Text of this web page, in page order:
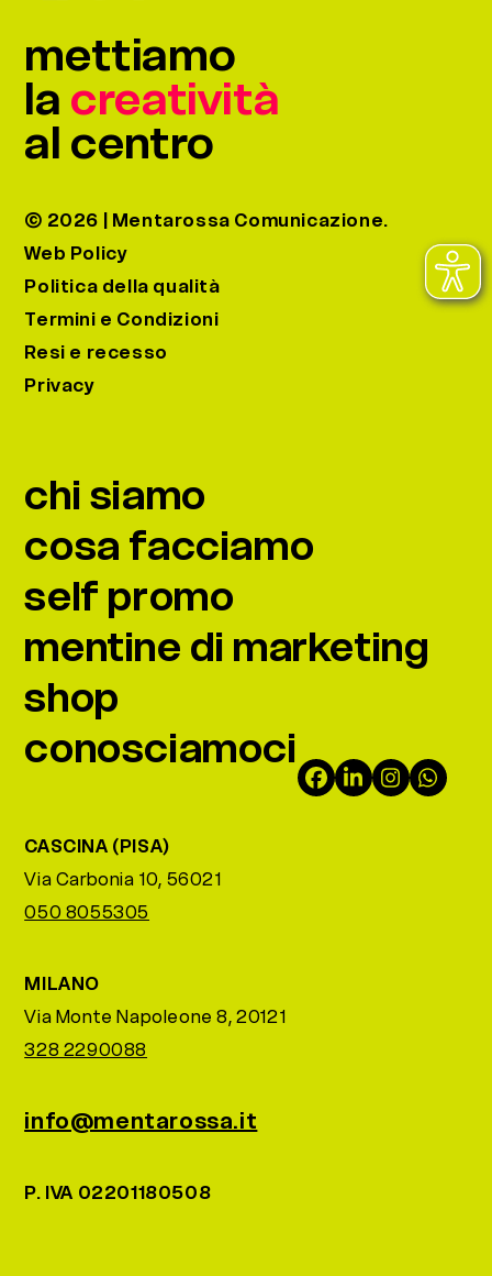
navigation
buttons
mettiamo
la creatività
al centro
© 2026 | Mentarossa Comunicazione.
Web Policy
Politica della qualità
Termini e Condizioni
Resi e recesso
Privacy
chi siamo
cosa facciamo
self promo
mentine di marketing
shop
conosciamoci
Facebook
LinkedIn
CASCINA (PISA)
Via Carbonia 10, 56021
050 8055305
MILANO
Via Monte Napoleone 8, 20121
328 2290088
info@mentarossa.it
P. IVA 02201180508